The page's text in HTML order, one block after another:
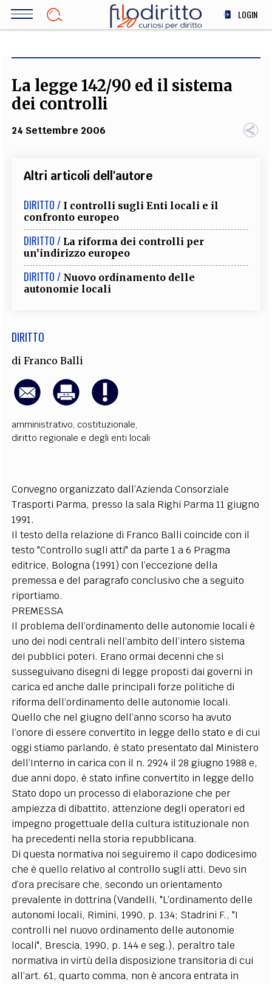
Salta
LOGIN
SOCIETÀ
STORIA E FILOSOFIA
ALTRO
FILODIRITTO REDAZIONE COMITATO SCIENTIFICO AUTORI
FOTOGRAFI
PARTNER COLLABORA CON NOI
La legge 142/90 ed il sistema
dei controlli
24 Settembre 2006
Altri articoli dell'autore
DIRITTO / I controlli sugli Enti locali e il
confronto europeo
DIRITTO / La riforma dei controlli per
un’indirizzo europeo
DIRITTO / Nuovo ordinamento delle
autonomie locali
DIRITTO
diFranco Balli
amministrativo, costituzionale,
diritto regionale e degli enti locali
Convegno organizzato dall’Azienda Consorziale
Trasporti Parma, presso la sala Righi Parma 11 giugno
1991.
Il testo della relazione di Franco Balli coincide con il
testo "Controllo sugli atti" da parte 1 a 6 Pragma
editrice, Bologna (1991) con l’eccezione della
premessa e del paragrafo conclusivo che a seguito
riportiamo.
PREMESSA
Il problema dell’ordinamento delle autonomie locali è
uno dei nodi centrali nell’ambito dell’intero sistema
dei pubblici poteri. Erano ormai decenni che si
susseguivano disegni di legge proposti dai governi in
carica ed anche dalle principali forze politiche di
riforma dell’ordinamento delle autonomie locali.
Quello che nel giugno dell’anno scorso ha avuto
l’onore di essere convertito in legge dello stato e di cui
oggi stiamo parlando, è stato presentato dal Ministero
dell’Interno in carica con il n. 2924 il 28 giugno 1988 e,
due anni dopo, è stato infine convertito in legge dello
Stato dopo un processo di elaborazione che per
ampiezza di dibattito, attenzione degli operatori ed
impegno progettuale della cultura istituzionale non
ha precedenti nella storia repubblicana.
Di questa normativa noi seguiremo il capo dodicesimo
che è quello relativo al controllo sugli atti. Devo sin
d’ora precisare che, secondo un orientamento
prevalente in dottrina (Vandelli, "L’ordinamento delle
autonomi locali, Rimini, 1990, p. 134; Stadrini F., "I
controlli nel nuovo ordinamento delle autonomie
locali", Brescia, 1990, p. 144 e seg.), peraltro tale
normativa in virtù della disposizione transitoria di cui
all’art. 61, quarto comma, non è ancora entrata in